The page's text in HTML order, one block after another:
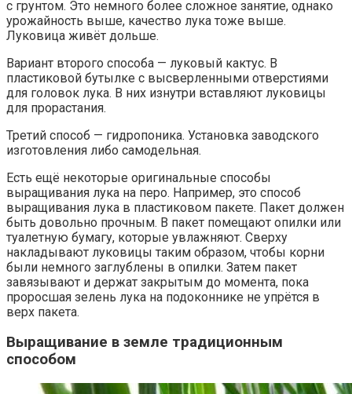
с грунтом. Это немного более сложное занятие, однако
урожайность выше, качество лука тоже выше.
Луковица живёт дольше.
Вариант второго способа — луковый кактус. В
пластиковой бутылке с высверленными отверстиями
для головок лука. В них изнутри вставляют луковицы
для прорастания.
Третий способ — гидропоника. Установка заводского
изготовления либо самодельная.
Есть ещё некоторые оригинальные способы
выращивания лука на перо. Например, это способ
выращивания лука в пластиковом пакете. Пакет должен
быть довольно прочным. В пакет помещают опилки или
туалетную бумагу, которые увлажняют. Сверху
накладывают луковицы таким образом, чтобы корни
были немного заглублены в опилки. Затем пакет
завязывают и держат закрытым до момента, пока
проросшая зелень лука на подоконнике не упрётся в
верх пакета.
Выращивание в земле традиционным
способом